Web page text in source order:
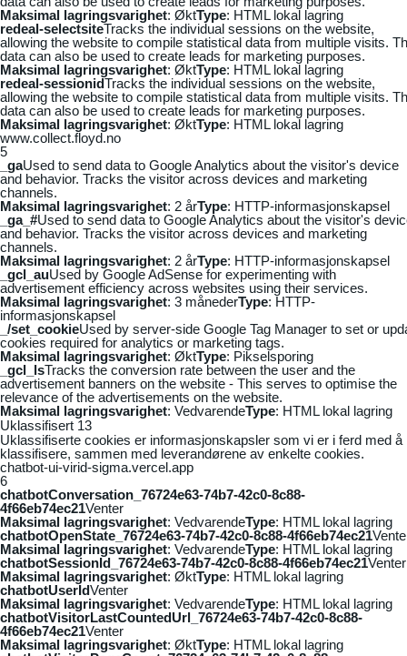
Maksimal lagringsvarighet: ØktType: HTML lokal lagring
redeal-selectsiteTracks the individual sessions on the website,
allowing the website to compile statistical data from multiple visits.
data can also be used to create leads for marketing purposes.
Maksimal lagringsvarighet: ØktType: HTML lokal lagring
redeal-sessionidTracks the individual sessions on the website,
allowing the website to compile statistical data from multiple visits.
data can also be used to create leads for marketing purposes.
Maksimal lagringsvarighet: ØktType: HTML lokal lagring
www.collect.floyd.no
5
_gaUsed to send data to Google Analytics about the visitor's device
and behavior. Tracks the visitor across devices and marketing
channels.
Maksimal lagringsvarighet: 2 årType: HTTP-informasjonskapsel
_ga_#Used to send data to Google Analytics about the visitor's
and behavior. Tracks the visitor across devices and marketing
channels.
Maksimal lagringsvarighet: 2 årType: HTTP-informasjonskapsel
_gcl_auUsed by Google AdSense for experimenting with
advertisement efficiency across websites using their services.
Maksimal lagringsvarighet: 3 månederType: HTTP-
informasjonskapsel
_/set_cookieUsed by server-side Google Tag Manager to set or
cookies required for analytics or marketing tags.
Maksimal lagringsvarighet: ØktType: Pikselsporing
_gcl_lsTracks the conversion rate between the user and the
advertisement banners on the website - This serves to optimise the
relevance of the advertisements on the website.
Maksimal lagringsvarighet: VedvarendeType: HTML lokal lagring
Uklassifisert 13
Uklassifiserte cookies er informasjonskapsler som vi er i ferd med å
klassifisere, sammen med leverandørene av enkelte cookies.
chatbot-ui-virid-sigma.vercel.app
6
chatbotConversation_76724e63-74b7-42c0-8c88-
4f66eb74ec21Venter
Maksimal lagringsvarighet: VedvarendeType: HTML lokal lagring
chatbotOpenState_76724e63-74b7-42c0-8c88-4f66eb74ec21
Maksimal lagringsvarighet: VedvarendeType: HTML lokal lagring
chatbotSessionId_76724e63-74b7-42c0-8c88-4f66eb74ec21Venter
Maksimal lagringsvarighet: ØktType: HTML lokal lagring
chatbotUserIdVenter
Maksimal lagringsvarighet: VedvarendeType: HTML lokal lagring
chatbotVisitorLastCountedUrl_76724e63-74b7-42c0-8c88-
4f66eb74ec21Venter
Maksimal lagringsvarighet: ØktType: HTML lokal lagring